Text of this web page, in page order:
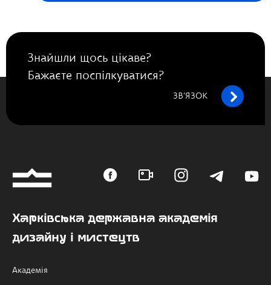
Знайшли щось цікаве?
Бажаєте поспілкуватися?
ЗВ’ЯЗОК
Харківська державна академія
дизайну і мистецтв
Академія